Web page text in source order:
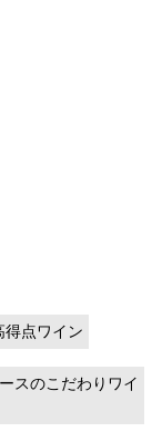
得点ワイン
スのこだわりワイ